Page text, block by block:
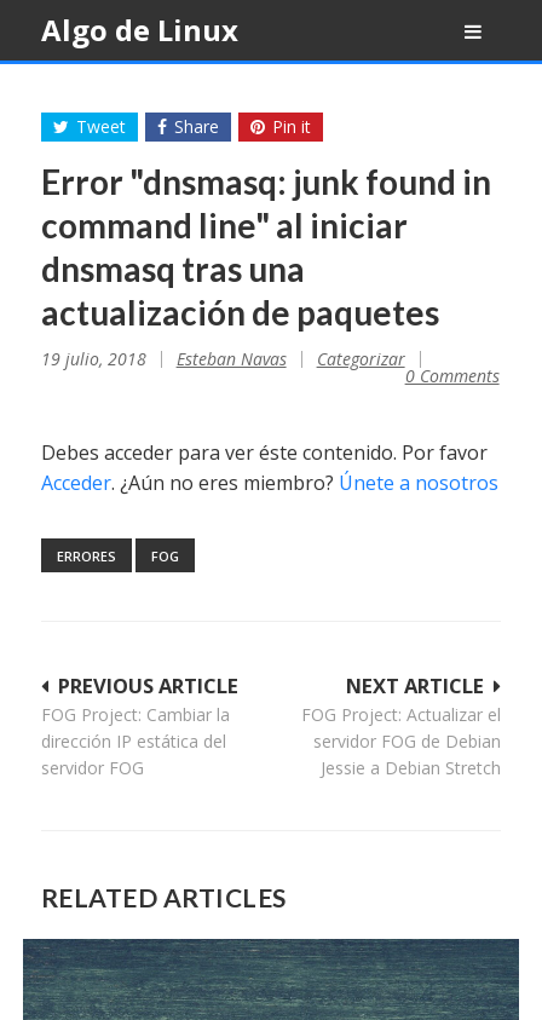
content
Algo de Linux
Tweet Share Pin it
Error "dnsmasq: junk found in
command line" al iniciar
dnsmasq tras una
actualización de paquetes
19 julio, 2018 Esteban Navas Categorizar
0 Comments
Debes acceder para ver éste contenido. Por favor
Acceder. ¿Aún no eres miembro? Únete a nosotros
ERRORES FOG
Navegación
de
entradas
NEXT ARTICLE
FOG Project: Actualizar el
servidor FOG de Debian
Jessie a Debian Stretch
PREVIOUS ARTICLE
FOG Project: Cambiar la
dirección IP estática del
servidor FOG
RELATED ARTICLES